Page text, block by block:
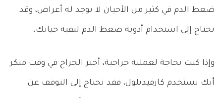
ضغط الدم في كثير من الأحيان لا يوجد له أعراض، وقد
تحتاج إلى استخدام أدوية ضغط الدم لبقية حياتك.
وإذا كنت بحاجة لعملية جراحية، أخبر الجراح في وقت مبكر
أنك تستخدم كارفيديلول، فقد تحتاج إلى التوقف عن